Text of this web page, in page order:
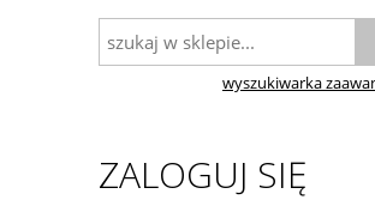
wyszukiwarka
ZALOGUJ SIĘ